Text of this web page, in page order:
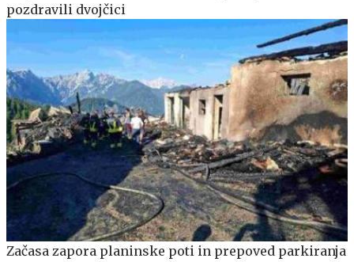
pozdravili dvojčici
Začasa zapora planinske poti in prepoved parkiranja